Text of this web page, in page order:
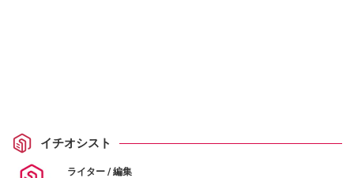
イチオシスト
ライター / 編集